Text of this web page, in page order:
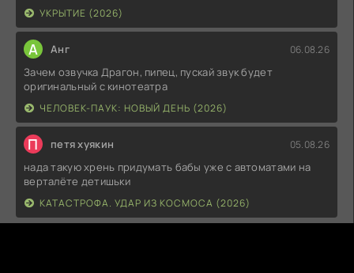
УКРЫТИЕ (2026)
А Анг 06.08.26
Зачем озвучка Драгон, пипец, пускай звук будет
оригинальный с кинотеатра
ЧЕЛОВЕК-ПАУК: НОВЫЙ ДЕНЬ (2026)
П петя хуякин 05.08.26
нада такую хрень придумать бабы уже с автоматами на
верталёте детишьки
КАТАСТРОФА. УДАР ИЗ КОСМОСА (2026)